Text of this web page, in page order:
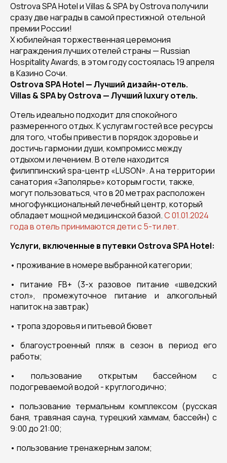
Ostrova SPA Hotel и Villas & SPA by Ostrova получили
сразу две награды в самой престижной отельной
премии России!
X юбилейная торжественная церемония
награждения лучших отелей страны — Russian
Hospitality Awards, в этом году состоялась 19 апреля
в Казино Сочи.
Ostrova SPA Hotel — Лучший дизайн-отель.
Villas & SPA by Ostrova — Лучший luxury отель.
Отель идеально подходит для спокойного
размеренного отдых. К услугам гостей все ресурсы
для того, чтобы привести в порядок здоровье и
достичь гармонии души, компромисс между
отдыхом и лечением. В отеле находится
филиппинский spa-центр «LUSON». А на территории
санатория «Заполярье» которым гости, также,
могут пользоваться, что в 20 метрах расположен
многофункциональный лечебный центр, который
обладает мощной медицинской базой.С 01.01.2024
года в отель принимаются дети с 5-ти лет.
Услуги, включенные в путевки Ostrova SPA Hotel:
• проживание в номере выбранной категории;
• питание FB+ (3-х разовое питание «шведский
стол», промежуточное питание и алкогольный
напиток на завтрак)
• тропа здоровья и питьевой бювет
• благоустроенный пляж в сезон в период его
работы;
• пользование открытым бассейном с
подогреваемой водой - круглогодично;
• пользование термальным комплексом (русская
баня, травяная сауна, турецкий хаммам, бассейн) с
9:00 до 21:00;
• пользование тренажерным залом;